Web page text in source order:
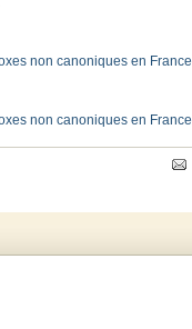
non canoniques en France
non canoniques en France